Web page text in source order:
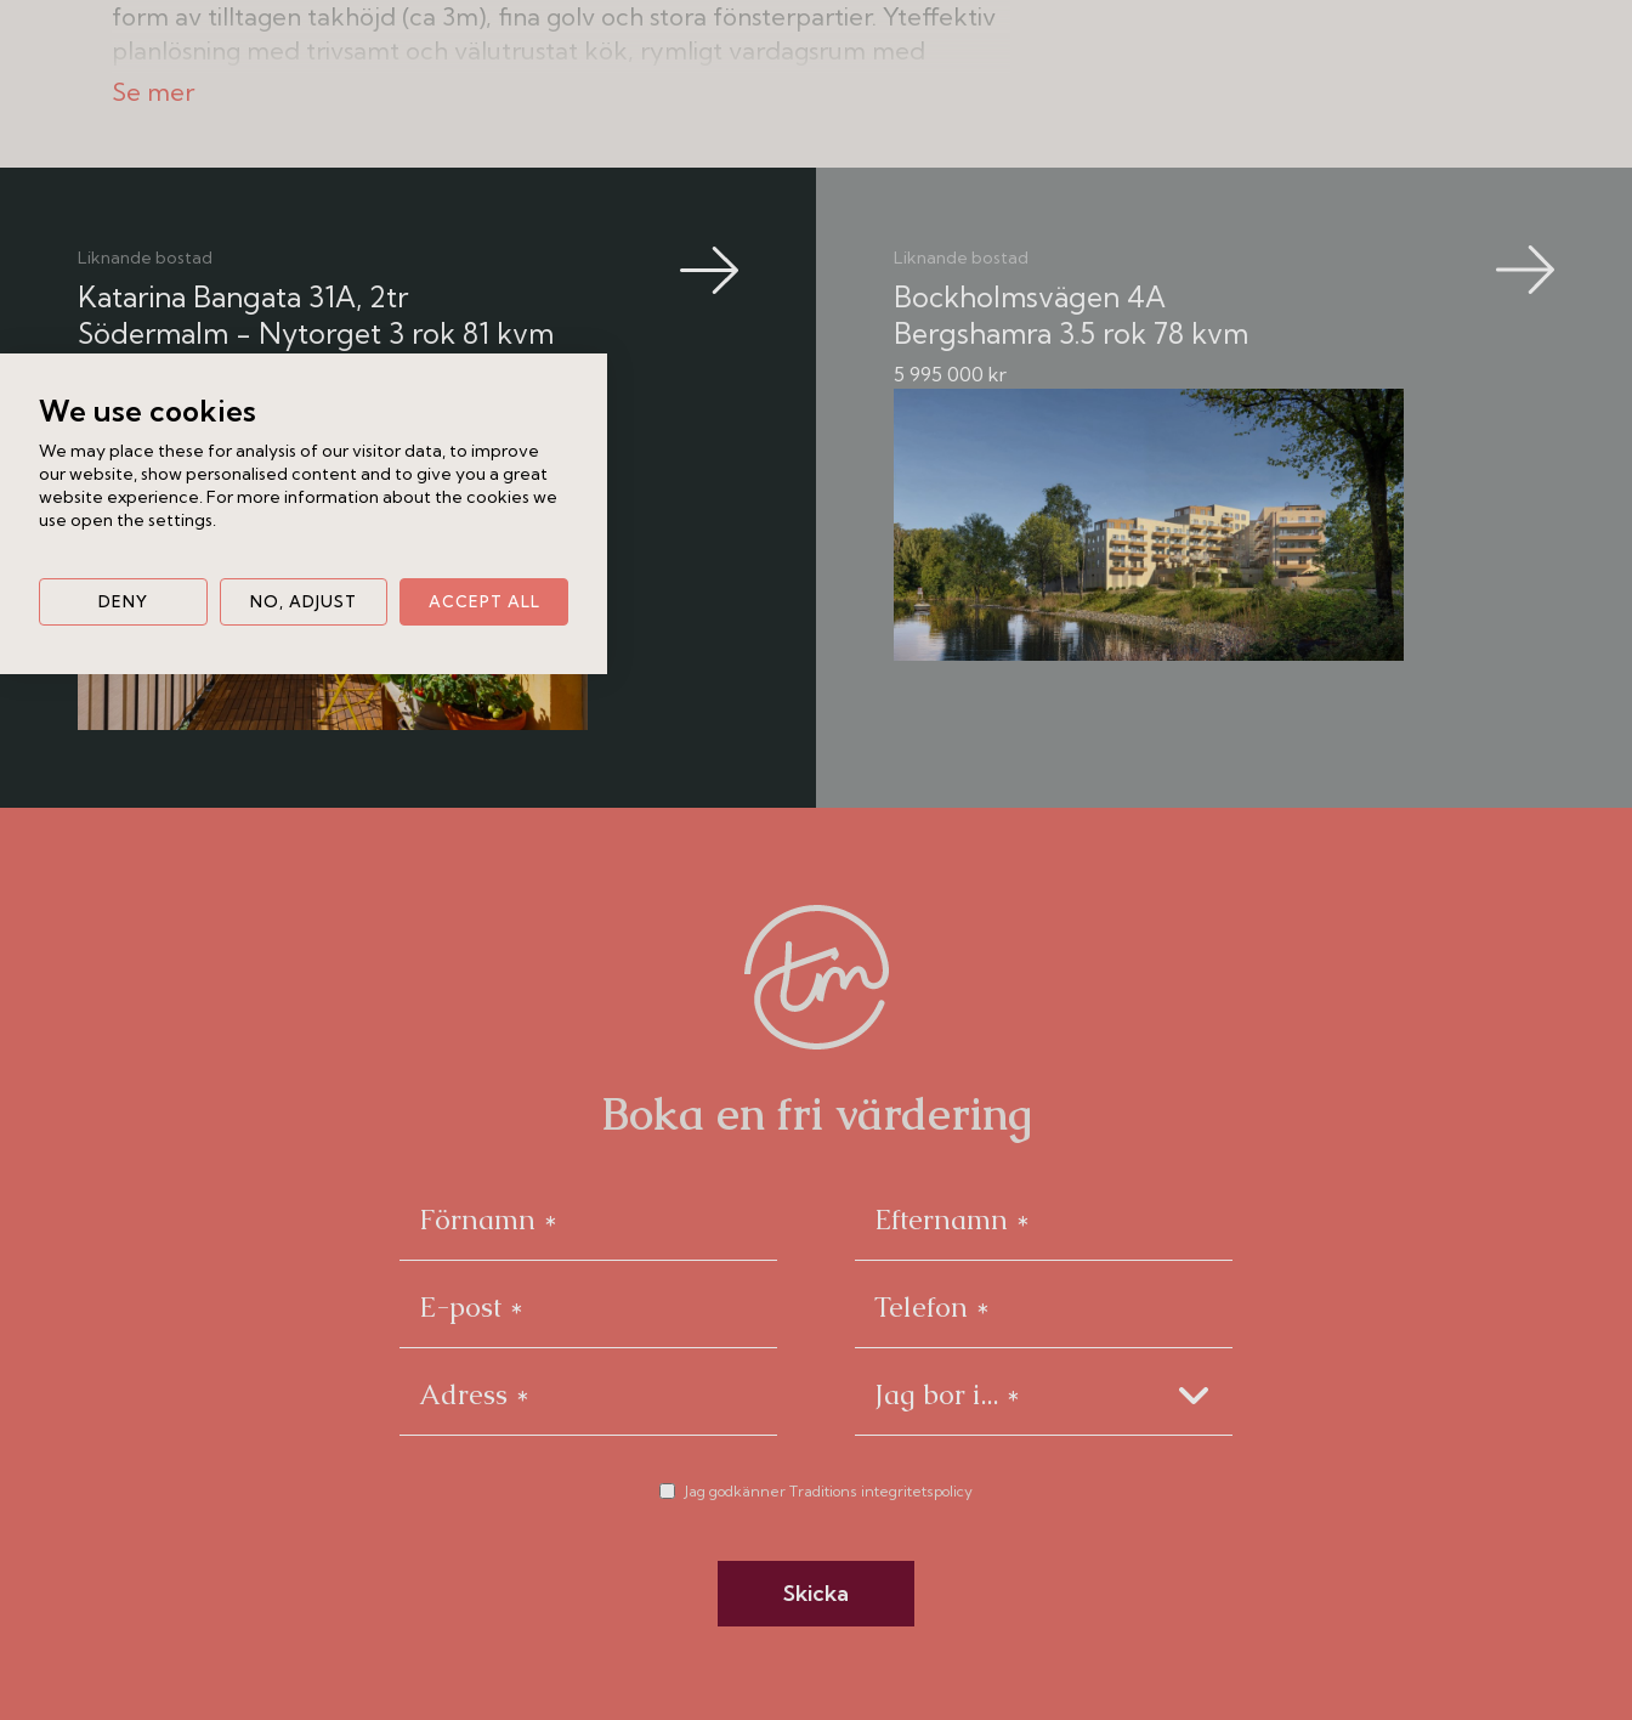
form av tilltagen takhöjd (ca 3m), fina golv och stora fönsterpartier. Yteffektiv
planlösning med trivsamt och välutrustat kök, rymligt vardagsrum med
utgång till balkong mot innergård, två generösa sovrum (det ena nyttjas idag
Liknande bostad
Katarina Bangata 31A, 2tr
Södermalm - Nytorget 3 rok 81 kvm
Liknande bostad
Bockholmsvägen 4A
Bergshamra 3.5 rok 78 kvm
5 995 000 kr
Boka en fri värdering
Jag godkänner Traditions integritetspolicy
Skicka
We use cookies
We may place these for analysis of our visitor data, to improve
our website, show personalised content and to give you a great
website experience. For more information about the cookies we
use open the settings.
DENY NO, ADJUST ACCEPT ALL